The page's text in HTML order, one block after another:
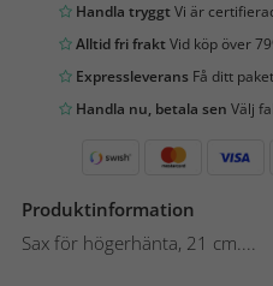
Handla tryggtVi är
Alltid fri fraktVid köp över
Expressleverans Få ditt
Handla nu, betala sen Välj
Produktinformation
Sax för högerhänta, 21 cm....